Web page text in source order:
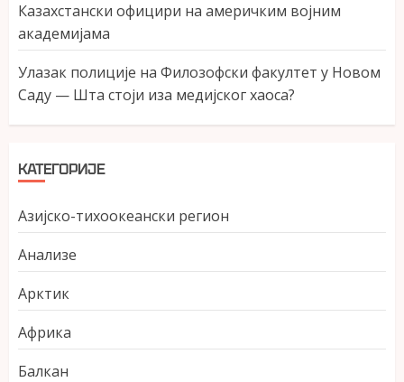
Казахстански официри на америчким војним
академијама
Улазак полиције на Филозофски факултет у Новом
Саду — Шта стоји иза медијског хаоса?
КАТЕГОРИЈЕ
Азијско-тихоокеански регион
Анализе
Арктик
Африка
Балкан